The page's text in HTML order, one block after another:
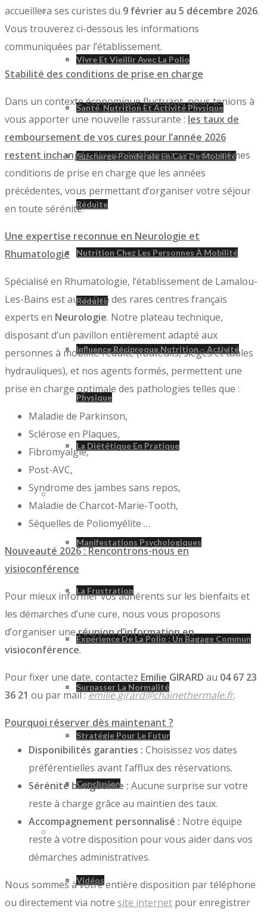
Vivre Avec La Polio
Vivre Et Vieillir Avec La Polio
Santé, Nutrition Et Activité Physique
Surcharge Pondérale En Cas De Mobilité
Réduite
Nutrition Chez Les Personnes À Mobilité
Réduite
Influence Réciproque Nutrition – Activité
Physique
La Diététique En Pratique
Psychologie
Manifestations Psychologiques
La Frustration
Expérience De La Polio : Un Bagage Commun
Surpasser La Normalité
Stratégie Pour Le Futur
Conclusion
Vidéos
accueillera ses curistes du 9 février au 5 décembre 2026.
Vous trouverez ci-dessous les informations
communiquées par l’établissement.
Stabilité des conditions de prise en charge
Dans un contexte économique fluctuant, nous tenions à
vous apporter une nouvelle rassurante : les taux de
remboursement de vos cures pour l’année 2026
restent inchangés.Vous bénéficierez ainsi des mêmes
conditions de prise en charge que les années
précédentes, vous permettant d’organiser votre séjour
en toute sérénité.
Une expertise reconnue en Neurologie et
Rhumatologie
Spécialisé en Rhumatologie, l’établissement de Lamalou-
Les-Bains est aussi l’un des rares centres français
experts en Neurologie. Notre plateau technique,
disposant d’un pavillon entièrement adapté aux
personnes à mobilité réduite (fauteuils, sièges et tables
hydrauliques), et nos agents formés, permettent une
prise en charge optimale des pathologies telles que :
Maladie de Parkinson,
Sclérose en Plaques,
Fibromyalgie,
Post-AVC,
Syndrome des jambes sans repos,
Maladie de Charcot-Marie-Tooth,
Séquelles de Poliomyélite …
Nouveauté 2026 : Rencontrons-nous en
visioconférence
Pour mieux informer vos adhérents sur les bienfaits et
les démarches d’une cure, nous vous proposons
d’organiser uneréunion d’information en
visioconférence.
Pour fixer une date, contactez Emilie GIRARD au 04 67 23
36 21 ou par mail :emilie.girard@chainethermale.fr.
Pourquoi réserver dès maintenant ?
Disponibilités garanties : Choisissez vos dates
préférentielles avant l’afflux des réservations.
Sérénité budgétaire : Aucune surprise sur votre
reste à charge grâce au maintien des taux.
Accompagnement personnalisé : Notre équipe
reste à votre disposition pour vous aider dans vos
démarches administratives.
Nous sommes à votre entière disposition par téléphone
ou directement via notre site internet pour enregistrer